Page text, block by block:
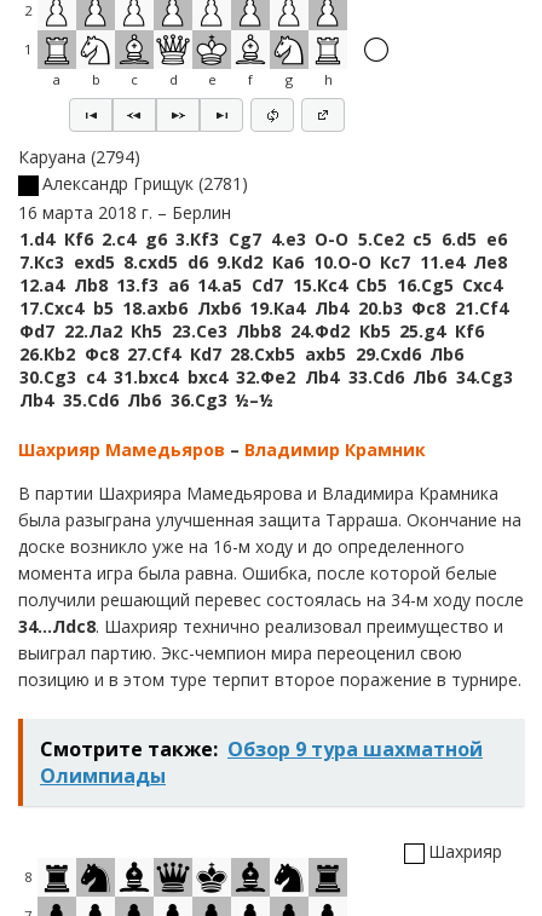
2
1
a
b c d e f g h
Каруана 2794
Александр Грищук 2781
16 марта 2018 г.
Берлин
1.d4 Кf6 2.c4 g6 3.Кf3 Сg7 4.e3 O-O 5.Сe2 c5 6.d5 e6
7.Кc3 exd5 8.cxd5 d6 9.Кd2 Кa6 10.O-O Кc7 11.e4 Лe8
12.a4 Лb8 13.f3 a6 14.a5 Сd7 15.Кc4 Сb5 16.Сg5 Сxc4
17.Сxc4 b5 18.axb6 Лxb6 19.Кa4 Лb4 20.b3 Фc8 21.Сf4
Фd7 22.Лa2 Кh5 23.Сe3 Лbb8 24.Фd2 Кb5 25.g4 Кf6
26.Кb2 Фc8 27.Сf4 Кd7 28.Сxb5 axb5 29.Сxd6 Лb6
30.Сg3 c4 31.bxc4 bxc4 32.Фe2 Лb4 33.Сd6 Лb6 34.Сg3
Лb4 35.Сd6 Лb6 36.Сg3 ½–½
Шахрияр Мамедьяров – Владимир Крамник
В партии Шахрияра Мамедьярова и Владимира Крамника
была разыграна улучшенная защита Тарраша. Окончание на
доске возникло уже на 16-м ходу и до определенного
момента игра была равна. Ошибка, после которой белые
получили решающий перевес состоялась на 34-м ходу после
34…Лdc8. Шахрияр технично реализовал преимущество и
выиграл партию. Экс-чемпион мира переоценил свою
позицию и в этом туре терпит второе поражение в турнире.
Смотрите также: Обзор 9 тура шахматной
Олимпиады
8
Шахрияр